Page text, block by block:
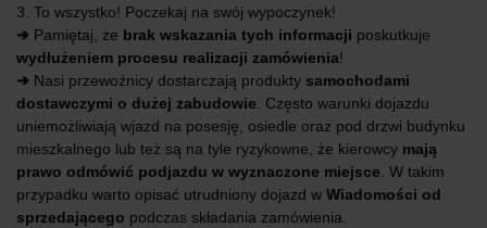
3. To wszystko! Poczekaj na swój wypoczynek!
➔ Pamiętaj, że brak wskazania tych informacji poskutkuje
wydłużeniem procesu realizacji zamówienia!
➔ Nasi przewoźnicy dostarczają produkty samochodami
dostawczymi o dużej zabudowie. Często warunki dojazdu
uniemożliwiają wjazd na posesję, osiedle oraz pod drzwi budynku
mieszkalnego lub też są na tyle ryzykowne, że kierowcy mają
prawo odmówić podjazdu w wyznaczone miejsce. W takim
przypadku warto opisać utrudniony dojazd w Wiadomości od
sprzedającego podczas składania zamówienia.